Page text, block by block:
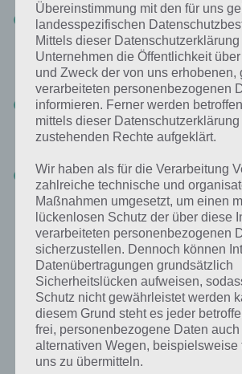
Tägliche Aufgaben:Findest du links mit
den Sternen. Täglich (das heißt alle 24
Hospital erstmal gespielt hast) kommen
Erledigst du alle drei, wird eine Belohnung
(Geschenkschachtel) oder Booster
Seifenblasen: Den Bubbles stand findest
Krankenhaus. Alle 8 Stunden kannst du hier
bringen. Gegen Münzen kannst du mehr als
Erfolge:Beim Empfang deines
von Erfolgen bringt Erfahrung und
So solltest du zum Start
Die ersten Stunden in My Hospital verbringst
Ärztebüros zu errichten und die
herzustellen. Hole dir möglichst immer die
Reagenzgläsern (mit bestimmten
freigeschaltet). Nur so kannst du möglichst
herstellen, um dies deinen Patienten zu geben.
Übereinstimmung mit den für uns
landesspezifischen
Mittels dieser
Unternehmen die Öffentlichkeit
und Zweck der von uns erhobenen,
verarbeiteten personenbezogenen
informieren. Ferner werden
mittels dieser
zustehenden Rechte aufgeklärt.
Wir haben als für die Verarbeitung
zahlreiche technische und
Maßnahmen umgesetzt, um einen
lückenlosen Schutz der über diese
verarbeiteten personenbezogenen
sicherzustellen. Dennoch können
Datenübertragungen grundsätzlich
Sicherheitslücken aufweisen,
Schutz nicht gewährleistet werden
diesem Grund steht es jeder
frei, personenbezogene Daten auch
alternativen Wegen, beispielsweise
uns zu übermitteln.